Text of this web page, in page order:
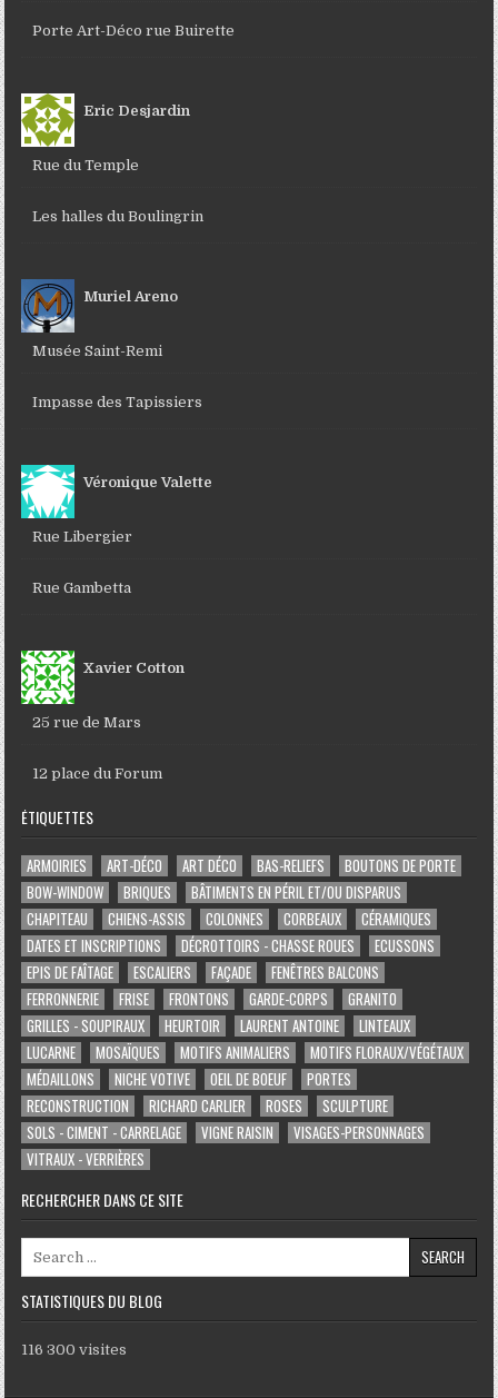
Porte Art-Déco rue Buirette
Eric Desjardin
Rue du Temple
Les halles du Boulingrin
Muriel Areno
Musée Saint-Remi
Impasse des Tapissiers
Véronique Valette
Rue Libergier
Rue Gambetta
Xavier Cotton
25 rue de Mars
12 place du Forum
ÉTIQUETTES
ARMOIRIES ART-DÉCO ART DÉCO BAS-RELIEFS
BOUTONS DE PORTE
BOW-WINDOW
BRIQUES
BÂTIMENTS EN PÉRIL ET/OU DISPARUS
CHAPITEAU
CHIENS-ASSIS COLONNES CORBEAUX
CÉRAMIQUES
DATES ET INSCRIPTIONS
DÉCROTTOIRS - CHASSE ROUES
ECUSSONS
EPIS DE FAÎTAGE
ESCALIERS FAÇADE
FENÊTRES BALCONS
FERRONNERIE
FRISE FRONTONS GARDE-CORPS
GRANITO
GRILLES - SOUPIRAUX
HEURTOIR LAURENT ANTOINE
LINTEAUX
LUCARNE
MOSAÏQUES MOTIFS ANIMALIERS
MOTIFS FLORAUX/VÉGÉTAUX
MÉDAILLONS
NICHE VOTIVE OEIL DE BOEUF
PORTES
RECONSTRUCTION
RICHARD CARLIER ROSES
SCULPTURE
SOLS - CIMENT - CARRELAGE
VIGNE RAISIN
VISAGES-PERSONNAGES
VITRAUX - VERRIÈRES
RECHERCHER DANS CE SITE
STATISTIQUES DU BLOG
116 300 visites